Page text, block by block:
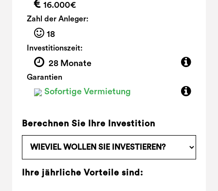
16.000€
Zahl der Anleger:
18
Investitionszeit:
28 Monate
Garantien
Sofortige Vermietung
Berechnen Sie Ihre Investition
Ihre jährliche Vorteile sind: